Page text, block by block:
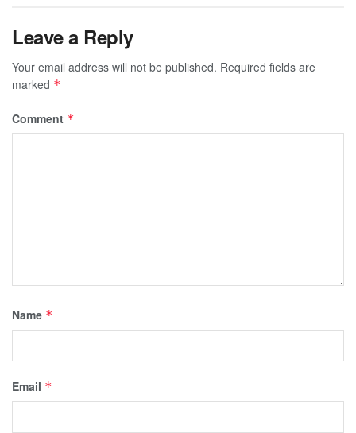
Leave a Reply
Your email address will not be published. Required fields are
marked *
Comment *
Name *
Email *